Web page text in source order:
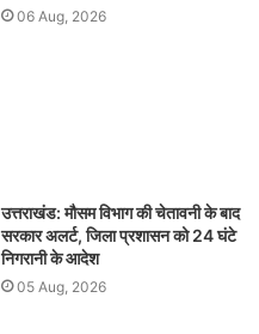
06 Aug, 2026
उत्तराखंड: मौसम विभाग की चेतावनी के बाद
सरकार अलर्ट, जिला प्रशासन को 24 घंटे
निगरानी के आदेश
05 Aug, 2026